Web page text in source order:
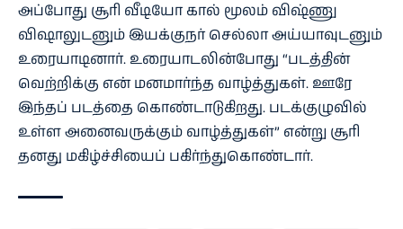
அப்போது சூரி வீடியோ கால் மூலம் விஷ்ணு
விஷாலுடனும் இயக்குநர் செல்லா அய்யாவுடனும்
உரையாடினார். உரையாடலின்போது “படத்தின்
வெற்றிக்கு என் மனமார்ந்த வாழ்த்துகள். ஊரே
இந்தப் படத்தை கொண்டாடுகிறது. படக்குழுவில்
உள்ள அனைவருக்கும் வாழ்த்துகள்” என்று சூரி
தனது மகிழ்ச்சியைப் பகிர்ந்துகொண்டார்.